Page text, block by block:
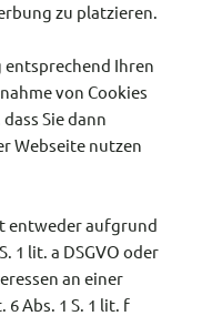
zu platzieren.
Ihren
von Cookies
Sie dann
Webseite nutzen
entweder aufgrund
1 lit. a DSGVO oder
an einer
Abs. 1 S. 1 lit. f